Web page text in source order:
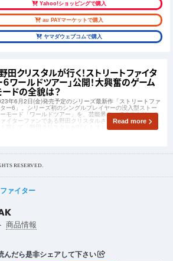
Yahoo!ショッピングで購入
au PAYマーケットで購入
ヤマダウェブコムで購入
野田クリスタルが行く！ストリートファイタ
６ワールドツアー」公開！大興奮のゲーム
ードの全貌は？
年6月2日(金)発売予定のシリーズ最新作「ストリートファ
ー6」。シリーズ初のシングルプレイヤーの没入型ストー
モード「ワールドツアー」を、芸能界きってのストリート
イターファンである野田クリスタルさんが先行体験プレ
！題して「野田クリスタルが行く！ストリートファイター６
Read more
RESERVED.
ァイター
商品情報
んだら是非シェアして下さい